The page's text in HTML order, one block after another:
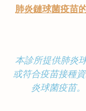
肺炎鏈球菌疫苗
本診所提供肺炎
或符合疫苗接種
炎球菌疫苗